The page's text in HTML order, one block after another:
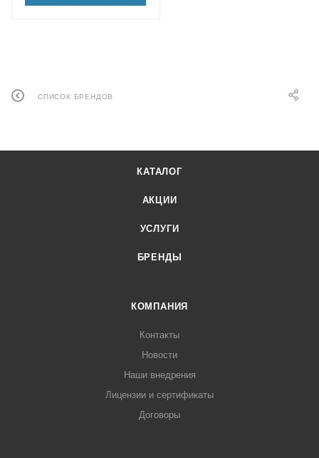
СПИСОК БРЕНДОВ
КАТАЛОГ
АКЦИИ
УСЛУГИ
БРЕНДЫ
КОМПАНИЯ
Контакты
Новости
Наши внедрения
Лицензии и сертификаты
Договоры